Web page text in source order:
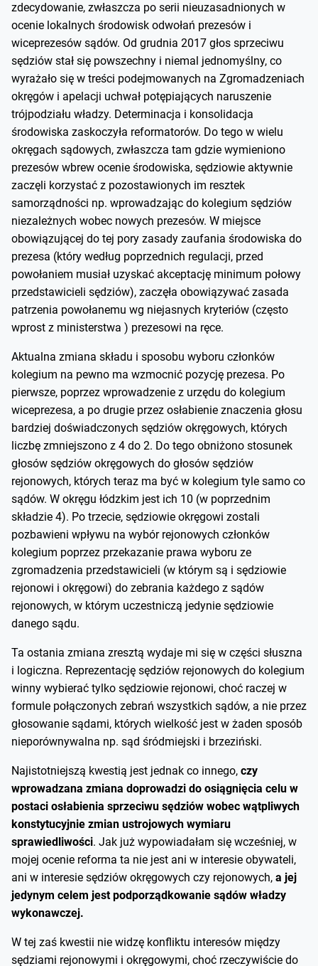
zdecydowanie, zwłaszcza po serii nieuzasadnionych w
ocenie lokalnych środowisk odwołań prezesów i
wiceprezesów sądów. Od grudnia 2017 głos sprzeciwu
sędziów stał się powszechny i niemal jednomyślny, co
wyrażało się w treści podejmowanych na Zgromadzeniach
okręgów i apelacji uchwał potępiających naruszenie
trójpodziału władzy. Determinacja i konsolidacja
środowiska zaskoczyła reformatorów. Do tego w wielu
okręgach sądowych, zwłaszcza tam gdzie wymieniono
prezesów wbrew ocenie środowiska, sędziowie aktywnie
zaczęli korzystać z pozostawionych im resztek
samorządności np. wprowadzając do kolegium sędziów
niezależnych wobec nowych prezesów. W miejsce
obowiązującej do tej pory zasady zaufania środowiska do
prezesa (który według poprzednich regulacji, przed
powołaniem musiał uzyskać akceptację minimum połowy
przedstawicieli sędziów), zaczęła obowiązywać zasada
patrzenia powołanemu wg niejasnych kryteriów (często
wprost z ministerstwa ) prezesowi na ręce.
Aktualna zmiana składu i sposobu wyboru członków
kolegium na pewno ma wzmocnić pozycję prezesa. Po
pierwsze, poprzez wprowadzenie z urzędu do kolegium
wiceprezesa, a po drugie przez osłabienie znaczenia głosu
bardziej doświadczonych sędziów okręgowych, których
liczbę zmniejszono z 4 do 2. Do tego obniżono stosunek
głosów sędziów okręgowych do głosów sędziów
rejonowych, których teraz ma być w kolegium tyle samo co
sądów. W okręgu łódzkim jest ich 10 (w poprzednim
składzie 4). Po trzecie, sędziowie okręgowi zostali
pozbawieni wpływu na wybór rejonowych członków
kolegium poprzez przekazanie prawa wyboru ze
zgromadzenia przedstawicieli (w którym są i sędziowie
rejonowi i okręgowi) do zebrania każdego z sądów
rejonowych, w którym uczestniczą jedynie sędziowie
danego sądu.
Ta ostania zmiana zresztą wydaje mi się w części słuszna
i logiczna. Reprezentację sędziów rejonowych do kolegium
winny wybierać tylko sędziowie rejonowi, choć raczej w
formule połączonych zebrań wszystkich sądów, a nie przez
głosowanie sądami, których wielkość jest w żaden sposób
nieporównywalna np. sąd śródmiejski i brzeziński.
Najistotniejszą kwestią jest jednak co innego, czy
wprowadzana zmiana doprowadzi do osiągnięcia celu w
postaci osłabienia sprzeciwu sędziów wobec wątpliwych
konstytucyjnie zmian ustrojowych wymiaru
sprawiedliwości. Jak już wypowiadałam się wcześniej, w
mojej ocenie reforma ta nie jest ani w interesie obywateli,
ani w interesie sędziów okręgowych czy rejonowych, a jej
jedynym celem jest podporządkowanie sądów władzy
wykonawczej.
W tej zaś kwestii nie widzę konfliktu interesów między
sędziami rejonowymi i okręgowymi, choć rzeczywiście do